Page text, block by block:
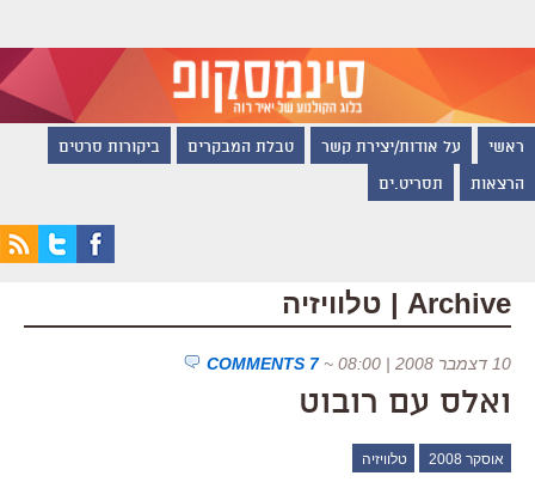
ראשי על אודות/יצירת קשר טבלת המבקרים ביקורות סרטים
הרצאות תסריט.ים
Archive | טלוויזיה
10 דצמבר 2008 | 08:00 ~
7 COMMENTS
ואלס עם רובוט
אוסקר 2008 טלוויזיה